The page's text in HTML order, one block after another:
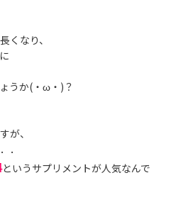
くなり、
うか(・ω・)？
が、
．
というサプリメントが人気なんで